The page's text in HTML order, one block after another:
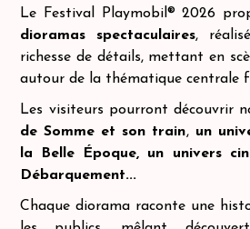
Le Festival Playmobil® 2026
dioramas spectaculaires,
richesse de détails, mettant en
autour de la thématique centrale
Les visiteurs pourront découvrir
de Somme et son train, un
la Belle Époque, un univers
Débarquement...
Chaque diorama raconte une